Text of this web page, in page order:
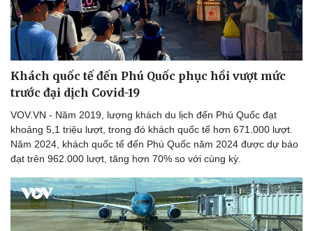
Sức khỏe
Dinh dưỡng - món ngon
Cây thuốc
Sản phụ khoa
Nhi khoa
Nam khoa
Làm đẹp - giảm cân
Phòng mạch online
Ăn sạch sống khỏe
Đời sống
Nhà đẹp
Blog
Tình yêu - Gia đình
Khách quốc tế đến Phú Quốc phục hồi vượt mức
trước đại dịch Covid-19
VOV.VN - Năm 2019, lượng khách du lịch đến Phú Quốc đạt
khoảng 5,1 triệu lượt, trong đó khách quốc tế hơn 671.000 lượt.
Năm 2024, khách quốc tế đến Phú Quốc năm 2024 được dự báo
đạt trên 962.000 lượt, tăng hơn 70% so với cùng kỳ.